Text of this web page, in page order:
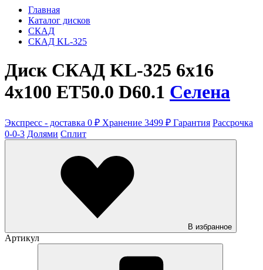
Главная
Каталог дисков
СКАД
СКАД KL-325
Диск СКАД KL-325 6x16
4x100 ET50.0 D60.1 Селена
Экспресс - доставка 0 ₽ Хранение 3499 ₽ Гарантия Рассрочка
0-0-3 Долями Сплит
В избранное
Артикул